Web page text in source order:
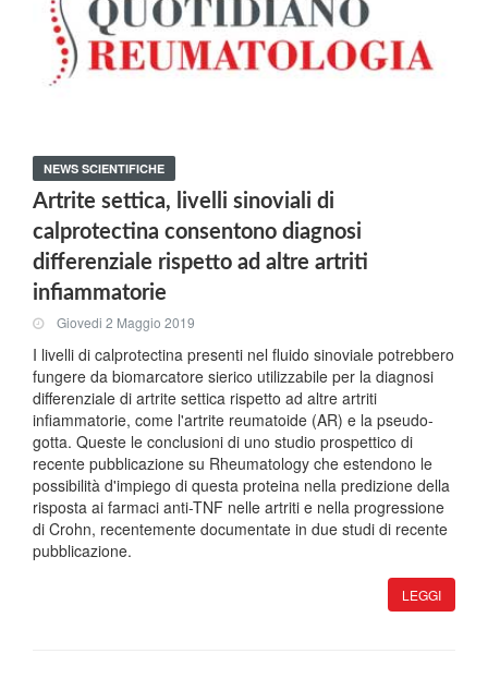
NEWS SCIENTIFICHE
Artrite settica, livelli sinoviali di
calprotectina consentono diagnosi
differenziale rispetto ad altre artriti
infiammatorie
Giovedi 2 Maggio 2019
I livelli di calprotectina presenti nel fluido sinoviale potrebbero
fungere da biomarcatore sierico utilizzabile per la diagnosi
differenziale di artrite settica rispetto ad altre artriti
infiammatorie, come l'artrite reumatoide (AR) e la pseudo-
gotta. Queste le conclusioni di uno studio prospettico di
recente pubblicazione su Rheumatology che estendono le
possibilità d'impiego di questa proteina nella predizione della
risposta ai farmaci anti-TNF nelle artriti e nella progressione
di Crohn, recentemente documentate in due studi di recente
pubblicazione.
LEGGI